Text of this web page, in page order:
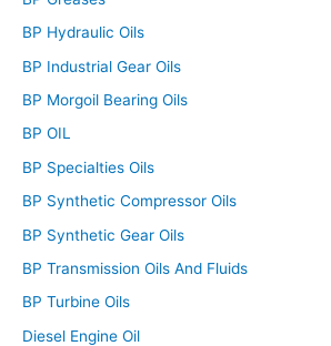
BP Hydraulic Oils
BP Industrial Gear Oils
BP Morgoil Bearing Oils
BP OIL
BP Specialties Oils
BP Synthetic Compressor Oils
BP Synthetic Gear Oils
BP Transmission Oils And Fluids
BP Turbine Oils
Diesel Engine Oil